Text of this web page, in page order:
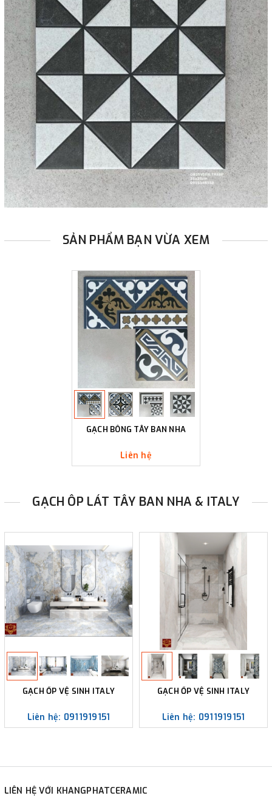
SẢN PHẨM BẠN VỪA XEM
GẠCH BÔNG TÂY BAN NHA
Liên hệ
GẠCH ÔP LÁT TÂY BAN NHA & ITALY
GẠCH ỐP VỆ SINH ITALY
Liên hệ: 0911919151
GẠCH ỐP VỆ SINH ITALY
Liên hệ: 0911919151
LIÊN HỆ VỚI KHANGPHATCERAMIC